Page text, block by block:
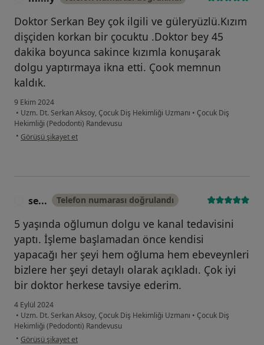
Doktor Serkan Bey çok ilgili ve güleryüzlü.Kızım
dişçiden korkan bir çocuktu .Doktor bey 45
dakika boyunca sakince kızımla konuşarak
dolgu yaptırmaya ikna etti. Çook memnun
kaldık.
9 Ekim 2024
• Uzm. Dt. Serkan Aksoy, Çocuk Diş Hekimliği Uzmanı • Çocuk Diş
Hekimliği (Pedodonti) Randevusu
• kullanıcının görüşüne göre m....y
Görüşü şikayet et
se... Telefon numarası doğrulandı
5 yaşında oğlumun dolgu ve kanal tedavisini
yaptı. İşleme başlamadan önce kendisi
yapacağı her şeyi hem oğluma hem ebeveynleri
bizlere her şeyi detaylı olarak açıkladı. Çok iyi
bir doktor herkese tavsiye ederim.
4 Eylül 2024
• Uzm. Dt. Serkan Aksoy, Çocuk Diş Hekimliği Uzmanı • Çocuk Diş
Hekimliği (Pedodonti) Randevusu
• kullanıcının görüşüne göre se...
Görüşü şikayet et